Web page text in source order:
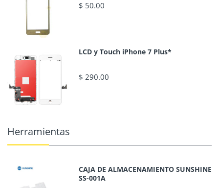
$ 50.00
LCD y Touch iPhone 7 Plus*
$ 290.00
Herramientas
CAJA DE ALMACENAMIENTO SUNSHINE
SS-001A